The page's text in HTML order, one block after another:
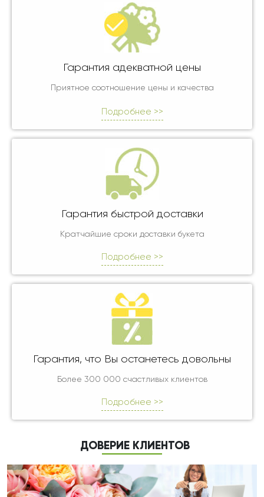
Гарантия адекватной цены
Приятное соотношение цены и качества
Подробнее >>
Гарантия быстрой доставки
Кратчайшие сроки доставки букета
Подробнее >>
Гарантия, что Вы останетесь довольны
Более 300 000 счастливых клиентов
Подробнее >>
ДОВЕРИЕ КЛИЕНТОВ